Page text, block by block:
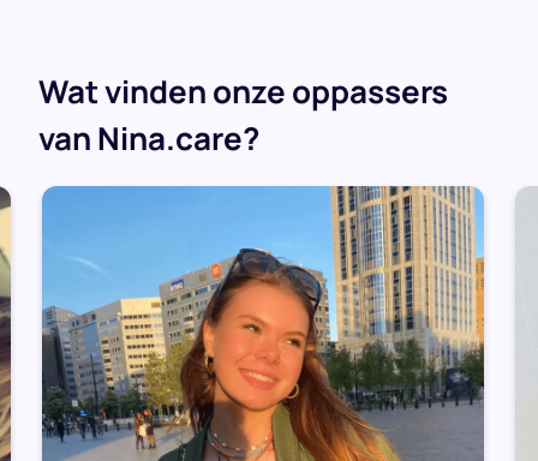
Wat vinden onze oppassers
van Nina.care?